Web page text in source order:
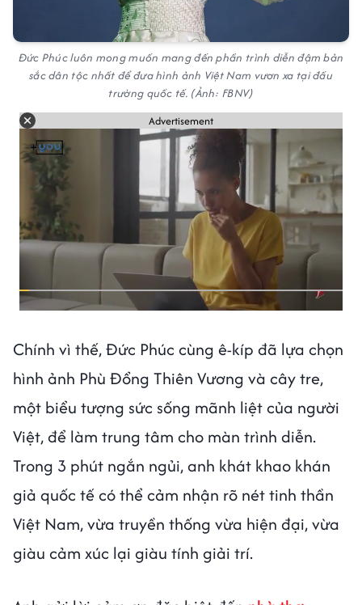
Đức Phúc luôn mong muốn mang đến phần trình diễn đậm bản
sắc dân tộc nhất để đưa hình ảnh Việt Nam vươn xa tại đấu
trường quốc tế. (Ảnh: FBNV)
Advertisement
Chính vì thế, Đức Phúc cùng ê-kíp đã lựa chọn
hình ảnh Phù Đổng Thiên Vương và cây tre,
một biểu tượng sức sống mãnh liệt của người
Việt, để làm trung tâm cho màn trình diễn.
Trong 3 phút ngắn ngủi, anh khát khao khán
giả quốc tế có thể cảm nhận rõ nét tinh thần
Việt Nam, vừa truyền thống vừa hiện đại, vừa
giàu cảm xúc lại giàu tính giải trí.